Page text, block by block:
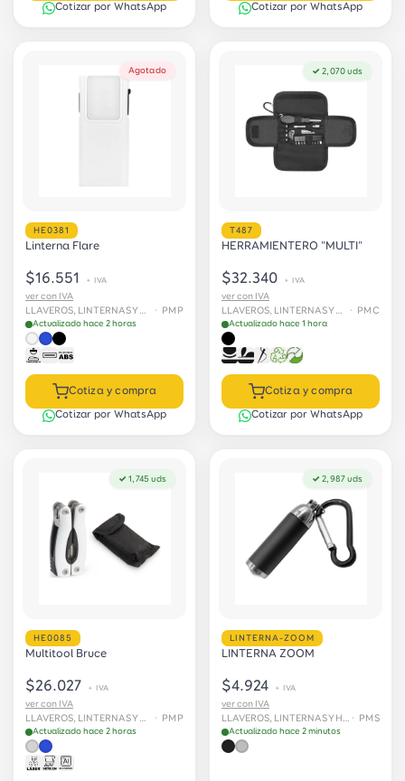
Cotizar por WhatsApp Cotizar por WhatsApp
Agotado
HE0381
Linterna Flare
$16.551 + IVA
ver con IVA
· PMP
Actualizado hace 2 horas
Cotiza y compra
Cotizar por WhatsApp
✓ 2,070 uds
T487
HERRAMIENTERO "MULTI"
$32.340 + IVA
ver con IVA
· PMC
Actualizado hace 1 hora
Cotiza y compra
Cotizar por WhatsApp
✓ 1,745 uds
HE0085
Multitool Bruce
$26.027 + IVA
ver con IVA
· PMP
Actualizado hace 2 horas
✓ 2,987 uds
LINTERNA-ZOOM
LINTERNA ZOOM
$4.924 + IVA
ver con IVA
· PMS
Actualizado hace 2 minutos